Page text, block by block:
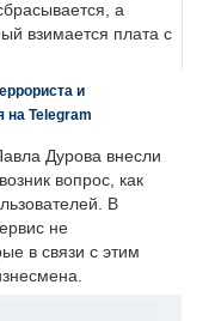
а
взимается плата с
и
на Telegram
Дурова внесли
вопрос, как
В
не
в связи с этим